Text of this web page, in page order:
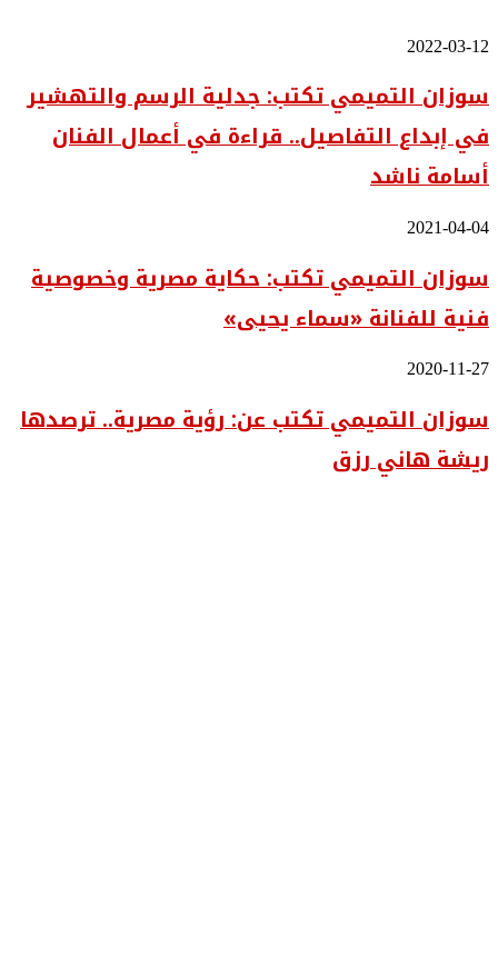
سوزان
تكتب:
جدلية
الرسم
والتهشير
في
قراءة
أعمال
أسامة
2022-03-12
سوزان التميمي تكتب: جدلية الرسم والتهشير
في إبداع التفاصيل.. قراءة في أعمال الفنان
أسامة ناشد
سوزان
تكتب:
حكاية
مصرية
وخصوصية
للفنانة
يحيى»
2021-04-04
سوزان التميمي تكتب: حكاية مصرية وخصوصية
فنية للفنانة «سماء يحيى»
سوزان
تكتب
عن:
رؤية
مصرية..
2020-11-27
سوزان التميمي تكتب عن: رؤية مصرية.. ترصدها
ريشة هاني رزق